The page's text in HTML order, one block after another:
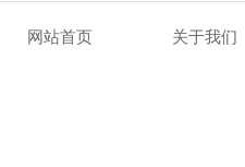
网站首页 关于我们